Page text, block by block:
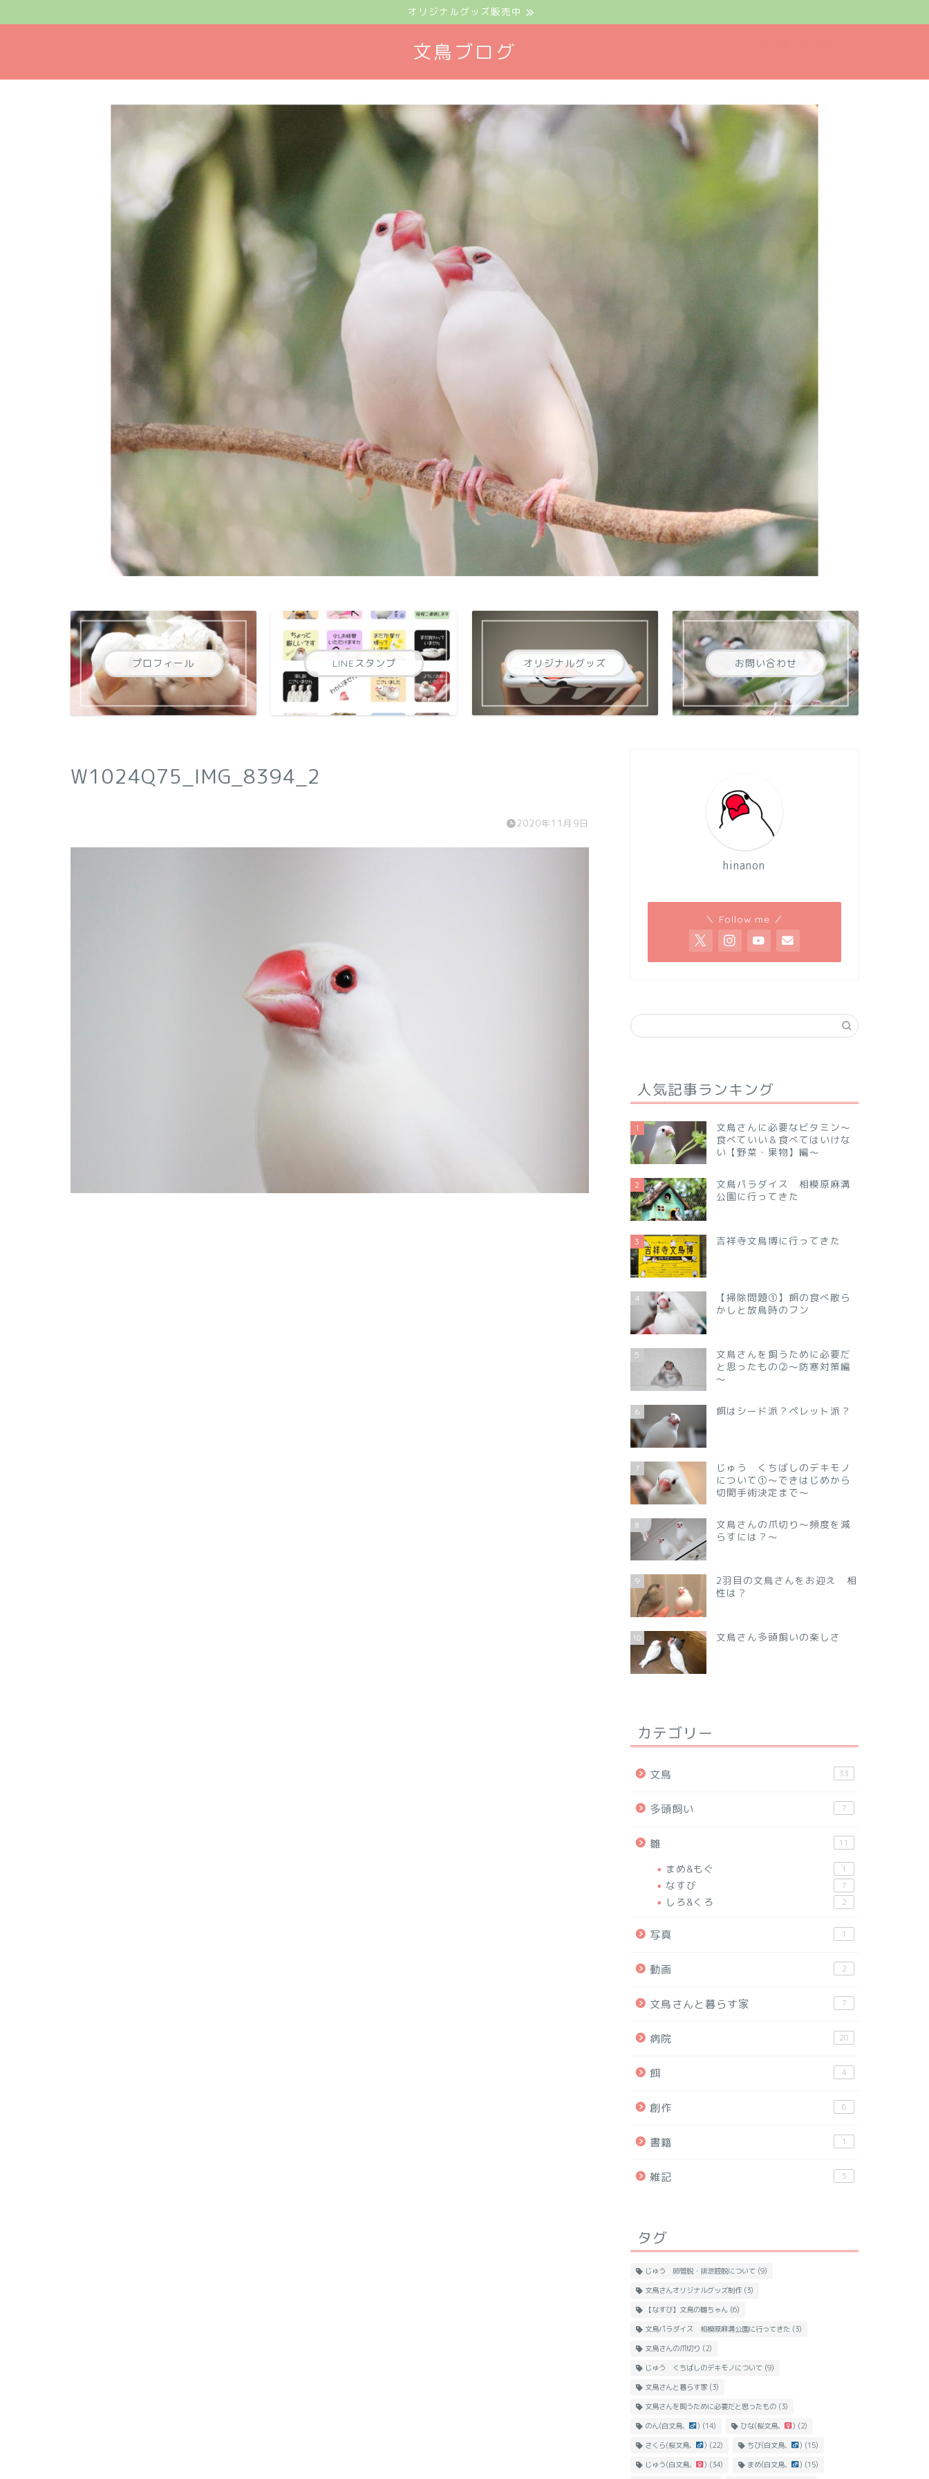
オリジナルグッズ販売中
文鳥ブログ
プロフィール LINEスタンプ オリジナルグッズ お問い合わせ
W1024Q75_IMG_8394_2
2020年11月9日
hinanon
＼ Follow me ／
人気記事ランキング
1
文鳥さんに必要なビタミン～
食べていい＆食べてはいけな
い【野菜・果物】編～
2
文鳥パラダイス 相模原麻溝
公園に行ってきた
3 吉祥寺文鳥博に行ってきた
4
【掃除問題①】餌の食べ散ら
かしと放鳥時のフン
5
文鳥さんを飼うために必要だ
と思ったもの②～防寒対策編
～
6 餌はシード派？ペレット派？
7
じゅう くちばしのデキモノ
について①～できはじめから
切開手術決定まで～
8
文鳥さんの爪切り～頻度を減
らすには？～
9
2羽目の文鳥さんをお迎え 相
性は？
10 文鳥さん多頭飼いの楽しさ
カテゴリー
文鳥 33
多頭飼い 7
雛 11
まめ&もぐ 1
なすび 7
しろ&くろ 2
写真 1
動画 2
文鳥さんと暮らす家 7
病院 20
餌 4
創作 6
書籍 1
雑記 5
タグ
じゅう 卵管脱・排泄腔脱について(9)
文鳥さんオリジナルグッズ制作(3)
【なすび】文鳥の雛ちゃん(6)
文鳥パラダイス 相模原麻溝公園に行ってきた (3)
文鳥さんの爪切り (2)
じゅう くちばしのデキモノについて(9)
文鳥さんと暮らす家(3)
文鳥さんを飼うために必要だと思ったもの(3)
のん(白文鳥、
) (14) ひな(桜文鳥、 ) (2)
さくら(桜文鳥、
) (22) ちび(白文鳥、 ) (15)
じゅう(白文鳥、
) (34) まめ(白文鳥、 ) (15)